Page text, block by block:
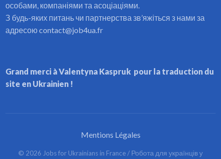
особами, компаніями та асоціаціями.
З будь-яких питань чи партнерства зв’яжіться з нами за
адресою contact@job4ua.fr
Grand merci à Valentyna Kaspruk pour la traduction du
site en Ukrainien !
Mentions Légales
© 2026 Jobs for Ukrainians in France / Робота для українців у